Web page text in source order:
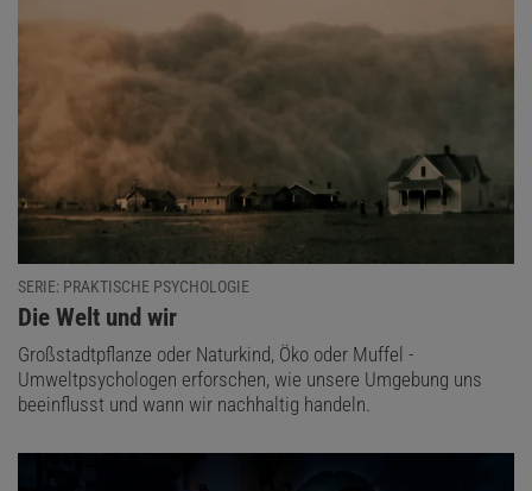
SERIE: PRAKTISCHE PSYCHOLOGIE
:
Die Welt und wir
Großstadtpflanze oder Naturkind, Öko oder Muffel -
Umweltpsychologen erforschen, wie unsere Umgebung uns
beeinflusst und wann wir nachhaltig handeln.